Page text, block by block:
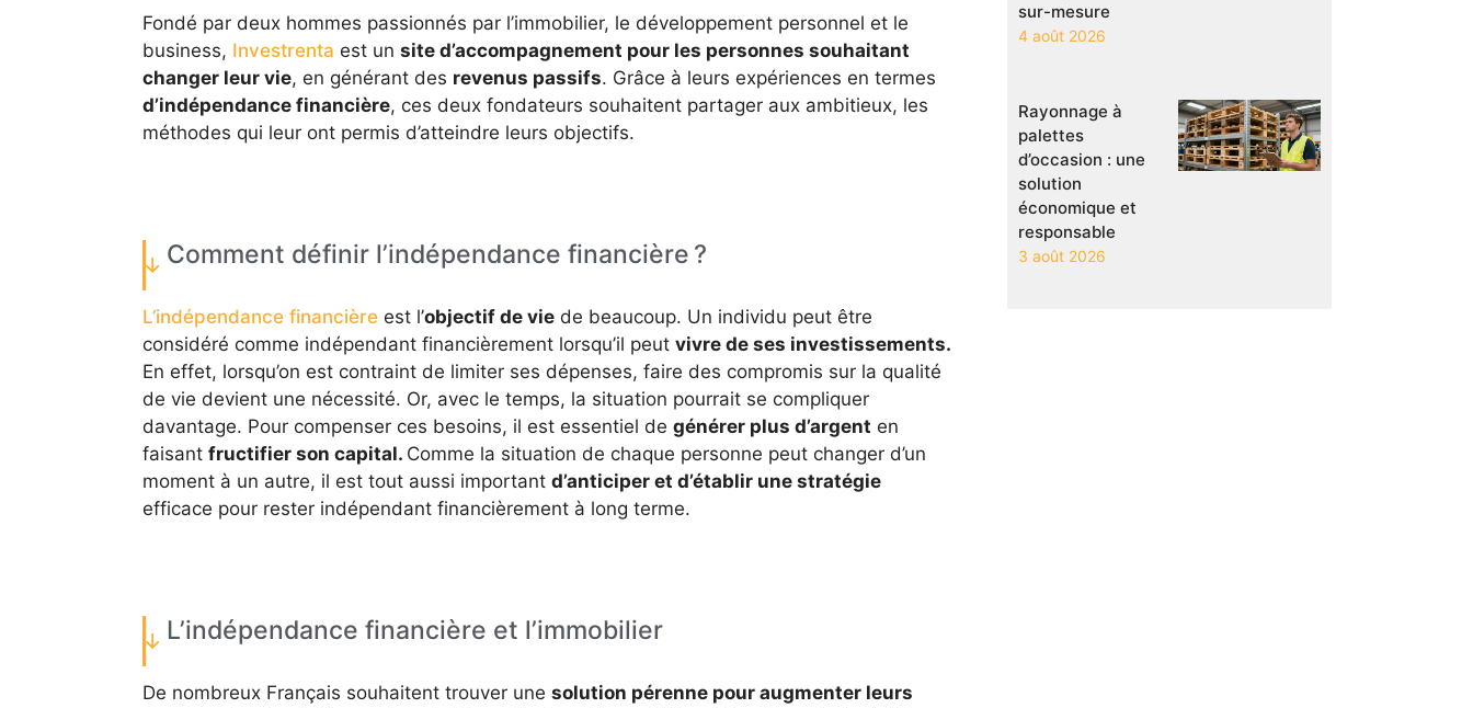
Fondé par deux hommes passionnés par l’immobilier, le développement personnel et le
business, Investrenta est un site d’accompagnement pour les personnes souhaitant
changer leur vie, en générant des revenus passifs. Grâce à leurs expériences en termes
d’indépendance financière, ces deux fondateurs souhaitent partager aux ambitieux, les
méthodes qui leur ont permis d’atteindre leurs objectifs.
Comment définir l’indépendance financière ?
L’indépendance financièreest l’objectif de viede beaucoup. Un individu peut être
considéré comme indépendant financièrement lorsqu’il peut vivre de ses investissements.
En effet, lorsqu’on est contraint de limiter ses dépenses, faire des compromis sur la qualité
de vie devient une nécessité. Or, avec le temps, la situation pourrait se compliquer
davantage. Pour compenser ces besoins, il est essentiel de générer plus d’argent en
faisant fructifier son capital. Comme la situation de chaque personne peut changer d’un
moment à un autre, il est tout aussi important d’anticiper et d’établir une stratégie
efficace pour rester indépendant financièrement à long terme.
L’indépendance financière et l’immobilier
De nombreux Français souhaitent trouver une solution pérenne pour augmenter leurs
sur-mesure
4 août 2026
Rayonnage à
palettes
d’occasion : une
solution
économique et
responsable
3 août 2026